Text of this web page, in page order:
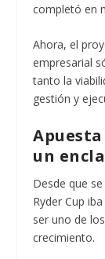
completó en
Ahora, el
empresarial
tanto la
gestión y
un
Desde que
Ryder Cup
ser uno de
crecimiento.